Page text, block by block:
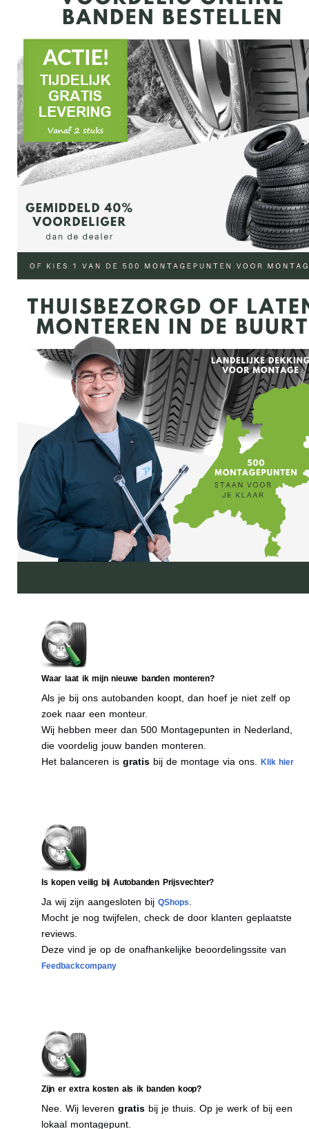
Waar laat ik mijn nieuwe banden monteren?
Als je bij ons autobanden koopt, dan hoef je niet zelf op
zoek naar een monteur.
Wij hebben meer dan 500 Montagepunten in Nederland,
die voordelig jouw banden monteren.
Het balanceren is gratis bij de montage via ons. Klik hier
Is kopen veilig bij Autobanden Prijsvechter?
Ja wij zijn aangesloten bij QShops
Mocht je nog twijfelen, check de door klanten geplaatste
reviews.
Deze vind je op de onafhankelijke beoordelingssite van
Feedbackcompany
Zijn er extra kosten als ik banden koop?
Nee. Wij leveren gratis bij je thuis. Op je werk of bij een
lokaal montagepunt.